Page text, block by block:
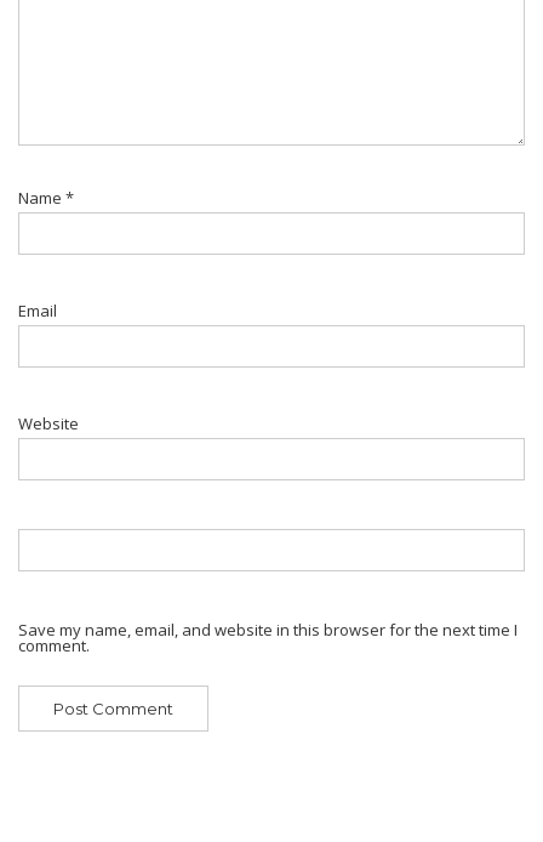
Name *
Email
Website
Save my name, email, and website in this browser for the next time I
comment.